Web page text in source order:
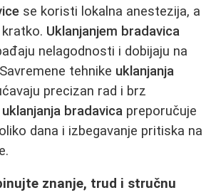
se koristi lokalna anestezija, a
Uklanjanjem bradavica
nelagodnosti i dobijaju na
tehnike uklanjanja
precizan rad i brz
uklanjanja bradavica preporučuje
dana i izbegavanje pritiska na
znanje, trud i stručnu